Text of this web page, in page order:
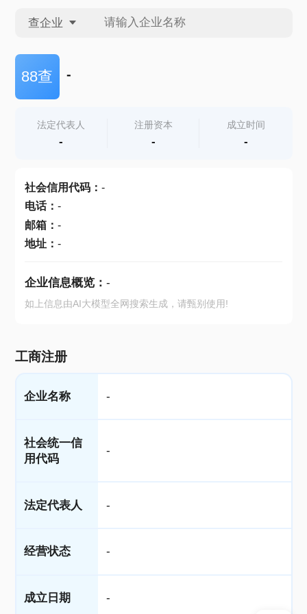
查企业
查企业
查产地
88查 -
法定代表人
-
注册资本
-
成立时间
-
社会信用代码： -
电话： -
邮箱： -
地址： -
企业信息概览： -
如上信息由AI大模型全网搜索生成，请甄别使用!
工商注册
企业名称 -
社会统一信
用代码
-
法定代表人 -
经营状态 -
成立日期 -